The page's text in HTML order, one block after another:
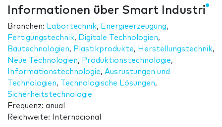
Informationen über Smart Industri
Branchen: Labortechnik, Energieerzeugung,
Fertigungstechnik, Digitale Technologien,
Bautechnologien, Plastikprodukte, Herstellungstechnik,
Neue Technologien, Produktionstechnologie,
Informationstechnologie, Ausrüstungen und
Technologien, Technologische Lösungen,
Sicherheitstechnologie
Frequenz: anual
Reichweite: Internacional